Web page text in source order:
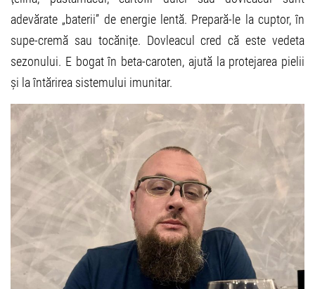
adevărate „baterii” de energie lentă. Prepară-le la cuptor, în
supe-cremă sau tocănițe. Dovleacul cred că este vedeta
sezonului. E bogat în beta-caroten, ajută la protejarea pielii
și la întărirea sistemului imunitar.